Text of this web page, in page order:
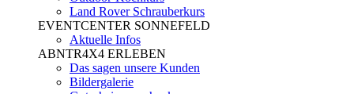
Land Rover Schrauberkurs
EVENTCENTER SONNEFELD
Aktuelle Infos
ABNTR4X4 ERLEBEN
Das sagen unsere Kunden
Bildergalerie